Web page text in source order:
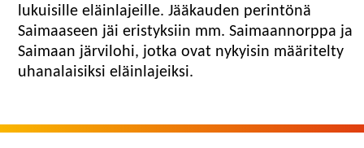
lukuisille eläinlajeille. Jääkauden perintönä
Saimaaseen jäi eristyksiin mm. Saimaannorppa ja
Saimaan järvilohi, jotka ovat nykyisin määritelty
uhanalaisiksi eläinlajeiksi.